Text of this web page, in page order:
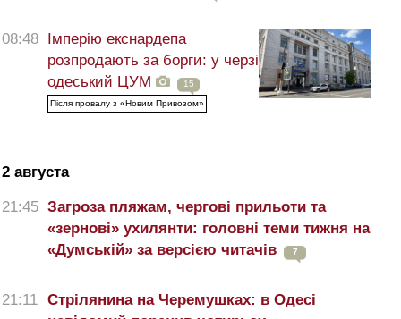
08:48
Імперію екснардепа
розпродають за борги: у черзі
одеський ЦУМ
15
Після провалу з «Новим Привозом»
2 августа
21:45 Загроза пляжам, чергові прильоти та
«зернові» ухилянти: головні теми тижня на
«Думській» за версією читачів
7
21:11 Стрілянина на Черемушках: в Одесі